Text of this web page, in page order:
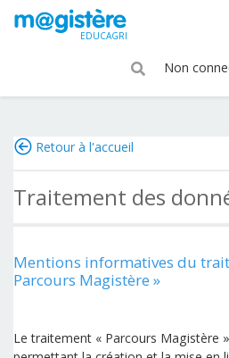
Passer au contenu principal
EDUCAGRI
Non
Retour à l'accueil
Traitement des
Mentions informatives du
Parcours Magistère »
Le traitement « Parcours Magistère